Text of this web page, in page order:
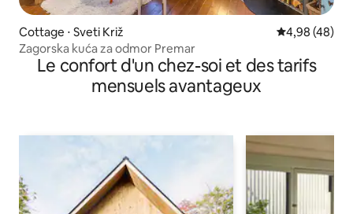
Cottage ⋅ Sveti Križ Évaluation
4,98 (48)
Zagorska kuća za odmor Premar
Le confort d'un chez-soi et des tarifs
mensuels avantageux